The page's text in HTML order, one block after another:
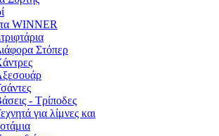
WINNER
Στόπερ
- Τρίποδες
για λίμνες και